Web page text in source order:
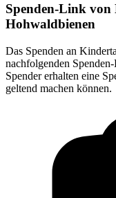
Spenden-Link von
Hohwaldbienen
Das Spenden an
nachfolgenden
Spender erhalten eine
geltend machen können.